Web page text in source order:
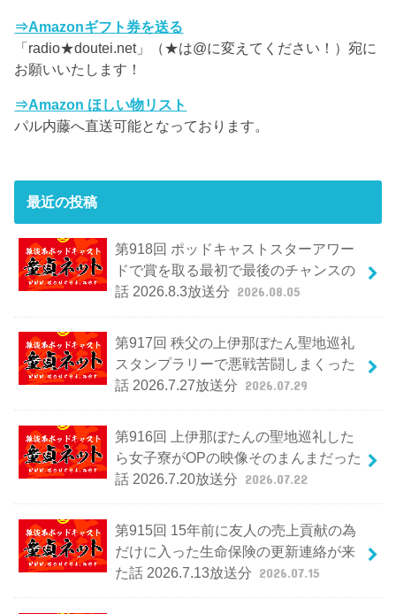
⇒Amazonギフト券を送る
「radio★doutei.net」（★は@に変えてください！）宛に
お願いいたします！
⇒Amazon ほしい物リスト
パル内藤へ直送可能となっております。
最近の投稿
第918回 ポッドキャストスターアワー
ドで賞を取る最初で最後のチャンスの
話 2026.8.3放送分 2026.08.05
第917回 秩父の上伊那ぼたん聖地巡礼
スタンプラリーで悪戦苦闘しまくった
話 2026.7.27放送分 2026.07.29
第916回 上伊那ぼたんの聖地巡礼した
ら女子寮がOPの映像そのまんまだった
話 2026.7.20放送分 2026.07.22
第915回 15年前に友人の売上貢献の為
だけに入った生命保険の更新連絡が来
た話 2026.7.13放送分 2026.07.15